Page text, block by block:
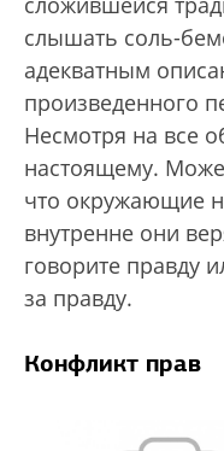
слышать соль-
адекватным
произведенного
Несмотря на все
настоящему.
что окружающие
внутренне они
говорите правду
за правду.
Конфликт прав